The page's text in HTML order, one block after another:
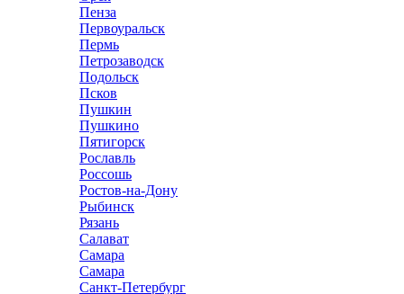
Пенза
Первоуральск
Пермь
Петрозаводск
Подольск
Псков
Пушкин
Пушкино
Пятигорск
Рославль
Россошь
Ростов-на-Дону
Рыбинск
Рязань
Салават
Самара
Самара
Санкт-Петербург